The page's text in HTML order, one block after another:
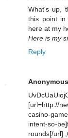
What's up,
this point in
here at my
Here is my
Reply
Anonymous
[url=http://
casino-
intent-so-
rounds[/url]